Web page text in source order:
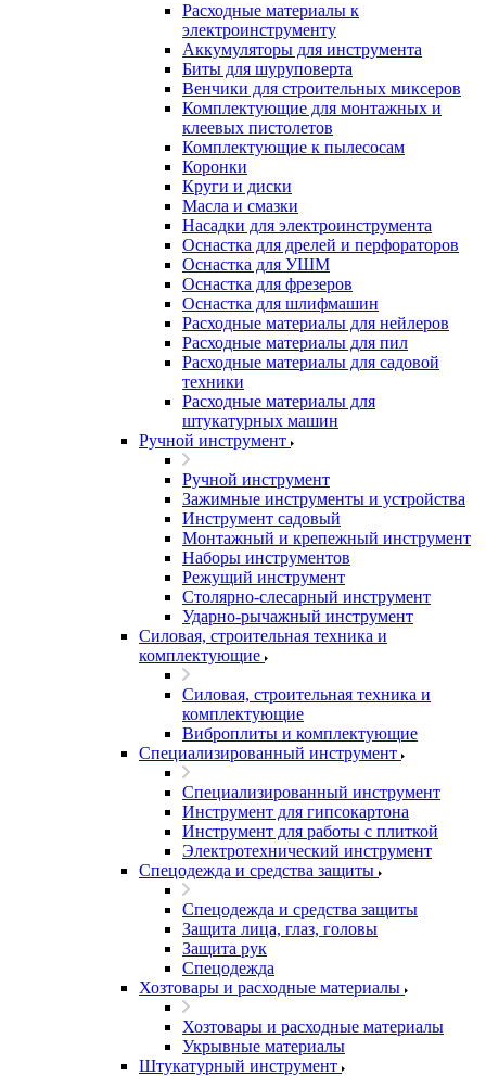
Расходные материалы к
электроинструменту
Аккумуляторы для инструмента
Биты для шуруповерта
Венчики для строительных миксеров
Комплектующие для монтажных и
клеевых пистолетов
Комплектующие к пылесосам
Коронки
Круги и диски
Масла и смазки
Насадки для электроинструмента
Оснастка для дрелей и перфораторов
Оснастка для УШМ
Оснастка для фрезеров
Оснастка для шлифмашин
Расходные материалы для нейлеров
Расходные материалы для пил
Расходные материалы для садовой
техники
Расходные материалы для
штукатурных машин
Ручной инструмент
Ручной инструмент
Зажимные инструменты и устройства
Инструмент садовый
Монтажный и крепежный инструмент
Наборы инструментов
Режущий инструмент
Столярно-слесарный инструмент
Ударно-рычажный инструмент
Силовая, строительная техника и
комплектующие
Силовая, строительная техника и
комплектующие
Виброплиты и комплектующие
Специализированный инструмент
Специализированный инструмент
Инструмент для гипсокартона
Инструмент для работы с плиткой
Электротехнический инструмент
Спецодежда и средства защиты
Спецодежда и средства защиты
Защита лица, глаз, головы
Защита рук
Спецодежда
Хозтовары и расходные материалы
Хозтовары и расходные материалы
Укрывные материалы
Штукатурный инструмент